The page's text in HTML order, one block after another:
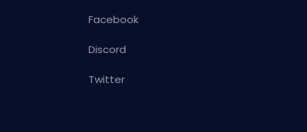
Facebook
Discord
Twitter